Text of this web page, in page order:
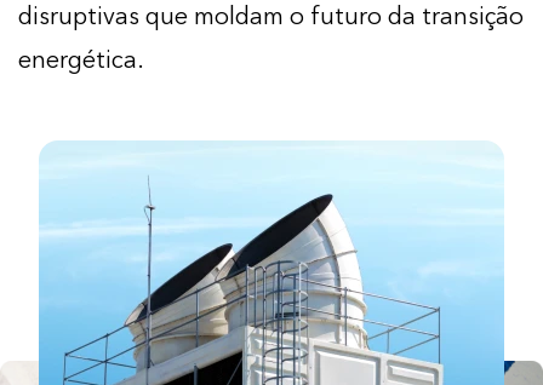
disruptivas que moldam o futuro da transição
energética.